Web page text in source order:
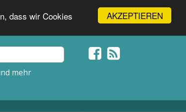
AKZEPTIEREN
dass wir Cookies
mehr